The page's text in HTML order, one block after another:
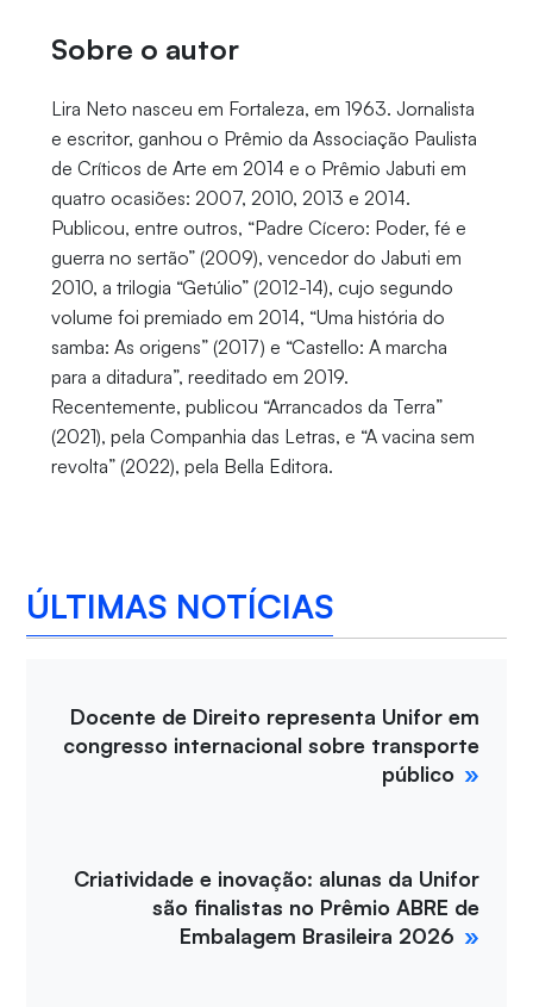
Sobre o autor
Lira Neto nasceu em Fortaleza, em 1963. Jornalista
e escritor, ganhou o Prêmio da Associação Paulista
de Críticos de Arte em 2014 e o Prêmio Jabuti em
quatro ocasiões: 2007, 2010, 2013 e 2014.
Publicou, entre outros, “Padre Cícero: Poder, fé e
guerra no sertão” (2009), vencedor do Jabuti em
2010, a trilogia “Getúlio” (2012-14), cujo segundo
volume foi premiado em 2014, “Uma história do
samba: As origens” (2017) e “Castello: A marcha
para a ditadura”, reeditado em 2019.
Recentemente, publicou “Arrancados da Terra”
(2021), pela Companhia das Letras, e “A vacina sem
revolta” (2022), pela Bella Editora.
ÚLTIMAS NOTÍCIAS
Docente de Direito representa Unifor em
congresso internacional sobre transporte
público
Criatividade e inovação: alunas da Unifor
são finalistas no Prêmio ABRE de
Embalagem Brasileira 2026